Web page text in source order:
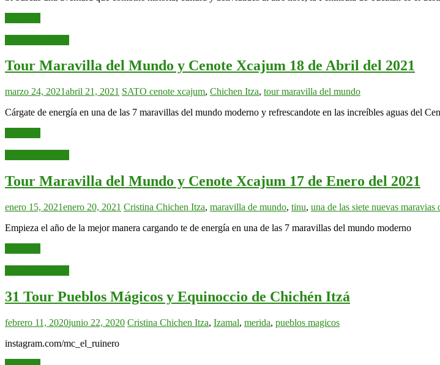
Tour Maravilla del Mundo y Cenote Xcajum 18 de Abril del 2021
marzo 24, 2021abril 21, 2021 SATO cenote xcajum, Chichen Itza, tour maravilla del mundo
Cárgate de energía en una de las 7 maravillas del mundo moderno y refrescandote en las increíbles aguas del
Tour Maravilla del Mundo y Cenote Xcajum 17 de Enero del 2021
enero 15, 2021enero 20, 2021 Cristina Chichen Itza, maravilla de mundo, tinu, una de las siete nuevas maravias
Empieza el año de la mejor manera cargando te de energía en una de las 7 maravillas del mundo moderno
31 Tour Pueblos Mágicos y Equinoccio de Chichén Itzá
febrero 11, 2020junio 22, 2020 Cristina Chichen Itza, Izamal, merida, pueblos magicos
instagram.com/mc_el_ruinero